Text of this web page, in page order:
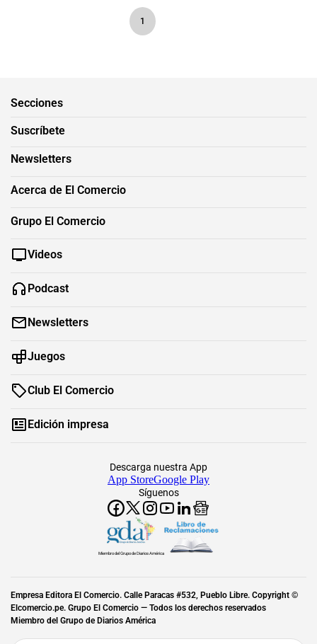
1
Secciones
Suscríbete
Newsletters
Acerca de El Comercio
Grupo El Comercio
Videos
Podcast
Newsletters
Juegos
Club El Comercio
Edición impresa
Síguenos
Descarga nuestra App
App StoreGoogle Play
Miembro del Grupo de Diarios América
Empresa Editora El Comercio. Calle Paracas #532, Pueblo Libre. Copyright ©
Elcomercio.pe. Grupo El Comercio — Todos los derechos reservados
Miembro del Grupo de Diarios América